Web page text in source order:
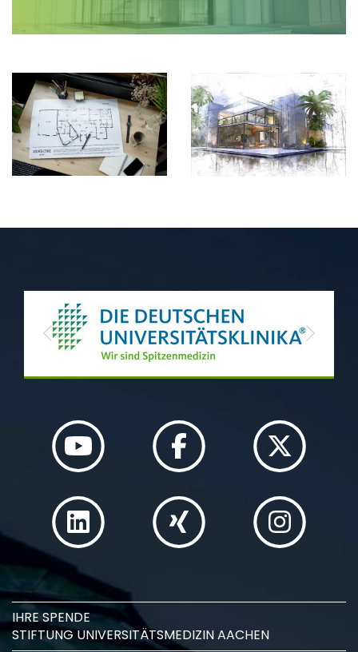
Previous Next
IHRE SPENDE
STIFTUNG UNIVERSITÄTSMEDIZIN AACHEN